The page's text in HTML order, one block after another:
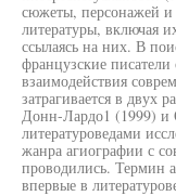
сюжеты, персонажей
литературы, включая
ссылаясь на них. В
французские
взаимодействия
затрагивается в двух
Донн-Лардо1 (1999) и
литературоведами
жанра агиографии с
проводились. Термин
впервые в